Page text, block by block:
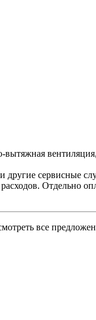
вытяжная
другие сервисные
Отдельно
все